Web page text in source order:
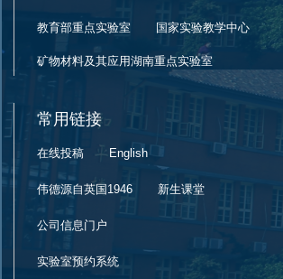
教育部重点实验室 国家实验教学中心
矿物材料及其应用湖南重点实验室
常用链接
在线投稿 English
伟德源自英国1946 新生课堂
公司信息门户
实验室预约系统